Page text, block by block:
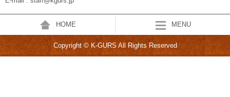
HOME MENU
Copyright © K-GURS All Rights Reserved